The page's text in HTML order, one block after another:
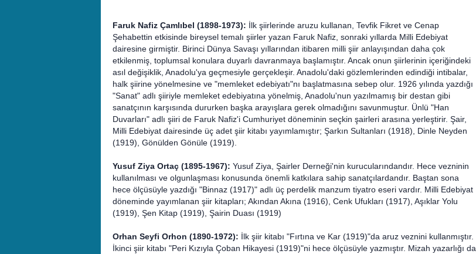
Faruk Nafiz Çamlıbel (1898-1973): İlk şiirlerinde aruzu kullanan, Tevfik Fikret ve Cenap
Şehabettin etkisinde bireysel temalı şiirler yazan Faruk Nafiz, sonraki yıllarda Milli Edebiyat
dairesine girmiştir. Birinci Dünya Savaşı yıllarından itibaren milli şiir anlayışından daha çok
etkilenmiş, toplumsal konulara duyarlı davranmaya başlamıştır. Ancak onun şiirlerinin içeriğindeki
asıl değişiklik, Anadolu'ya geçmesiyle gerçekleşir. Anadolu'daki gözlemlerinden edindiği intibalar,
halk şiirine yönelmesine ve "memleket edebiyatı"nı başlatmasına sebep olur. 1926 yılında yazdığı
"Sanat" adlı şiiriyle memleket edebiyatına yönelmiş, Anadolu'nun yazılmamış bir destan gibi
sanatçının karşısında dururken başka arayışlara gerek olmadığını savunmuştur. Ünlü "Han
Duvarları" adlı şiiri de Faruk Nafiz'i Cumhuriyet döneminin seçkin şairleri arasına yerleştirir. Şair,
Milli Edebiyat dairesinde üç adet şiir kitabı yayımlamıştır; Şarkın Sultanları (1918), Dinle Neyden
(1919), Gönülden Gönüle (1919).
Yusuf Ziya Ortaç (1895-1967): Yusuf Ziya, Şairler Derneği'nin kurucularındandır. Hece vezninin
kullanılması ve olgunlaşması konusunda önemli katkılara sahip sanatçılardandır. Baştan sona
hece ölçüsüyle yazdığı "Binnaz (1917)" adlı üç perdelik manzum tiyatro eseri vardır. Milli Edebiyat
döneminde yayımlanan şiir kitapları; Akından Akına (1916), Cenk Ufukları (1917), Aşıklar Yolu
(1919), Şen Kitap (1919), Şairin Duası (1919)
Orhan Seyfi Orhon (1890-1972): İlk şiir kitabı "Fırtına ve Kar (1919)"da aruz veznini kullanmıştır.
İkinci şiir kitabı "Peri Kızıyla Çoban Hikayesi (1919)"ni hece ölçüsüyle yazmıştır. Mizah yazarlığı da